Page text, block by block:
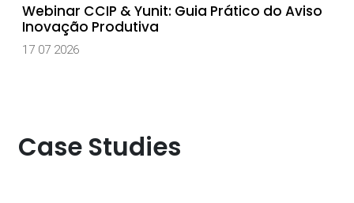
Webinar CCIP & Yunit: Guia Prático do Aviso
Inovação Produtiva
17 07 2026
Case Studies